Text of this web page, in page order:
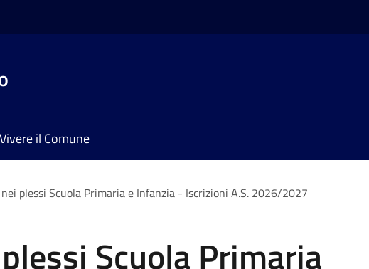
Vivere il Comune
nei plessi Scuola Primaria e Infanzia - Iscrizioni A.S. 2026/2027
Scuola Primaria